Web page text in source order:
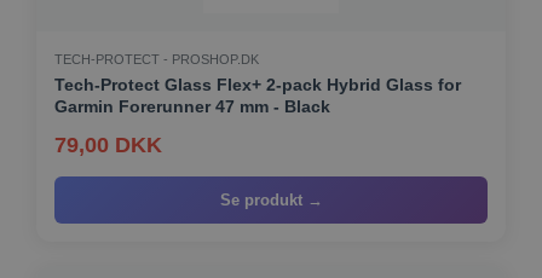
TECH-PROTECT - PROSHOP.DK
Tech-Protect Glass Flex+ 2-pack Hybrid Glass for
Garmin Forerunner 47 mm - Black
79,00 DKK
Se produkt →